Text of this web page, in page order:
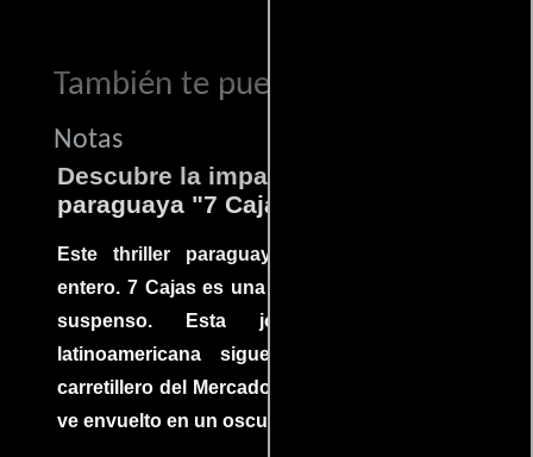
También te puede interesar...
Notas
Descubre la impactante película
paraguaya "7 Cajas"
Este thriller paraguayo cautivó al mundo
entero. 7 Cajas es una explosión de acción y
suspenso. Esta joya cinematográfica
latinoamericana sigue la historia de un
carretillero del Mercado 4 de Asunción que se
ve envuelto en un oscuro mundo de crimen